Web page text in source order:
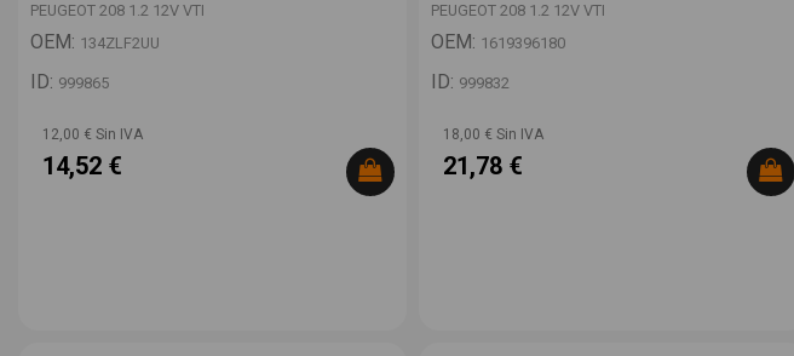
PEUGEOT 208 1.2 12V VTI
OEM: 134ZLF2UU
ID: 999865
12,00 € Sin IVA
14,52 €
PEUGEOT 208 1.2 12V VTI
OEM: 1619396180
ID: 999832
18,00 € Sin IVA
21,78 €